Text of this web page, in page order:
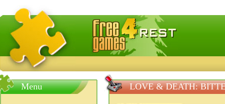
FreeGames4Rrest - Бесплатно скачать игры,
Menu LOVE & DEATH: